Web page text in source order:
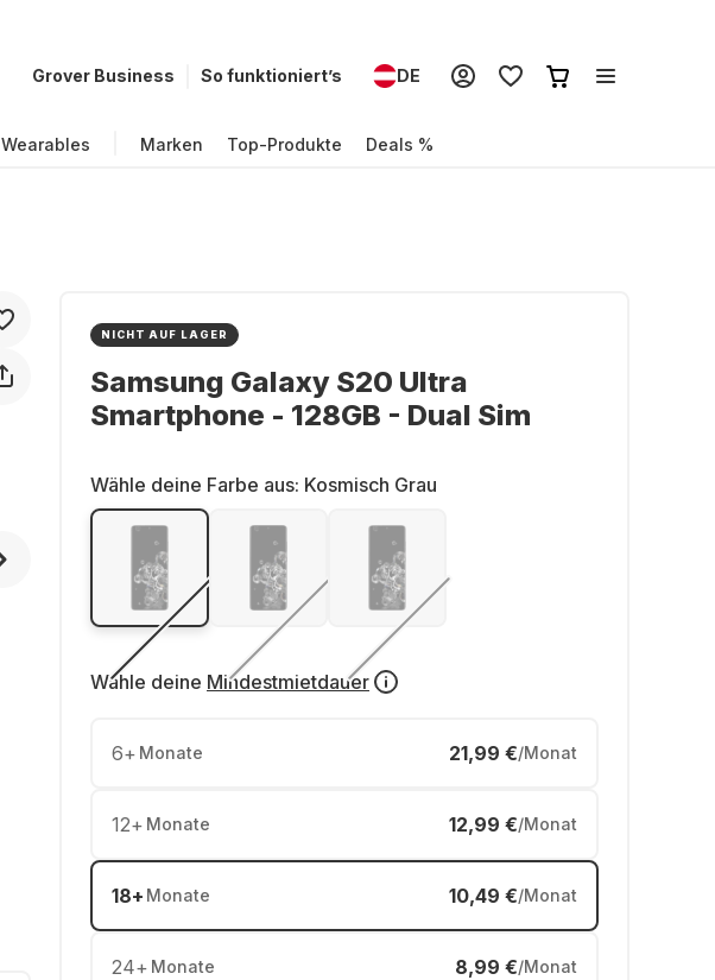
Grover Business So funktioniert’s DE
Wearables Marken Top-Produkte Deals %
NICHT AUF LAGER
Samsung Galaxy S20 Ultra
Smartphone - 128GB - Dual Sim
Wähle deine Farbe aus: Kosmisch Grau
Wähle deine Mindestmietdauer
6+ Monate 21,99 €/Monat
12+ Monate 12,99 €/Monat
18+ Monate 10,49 €/Monat
24+ Monate 8,99 €/Monat